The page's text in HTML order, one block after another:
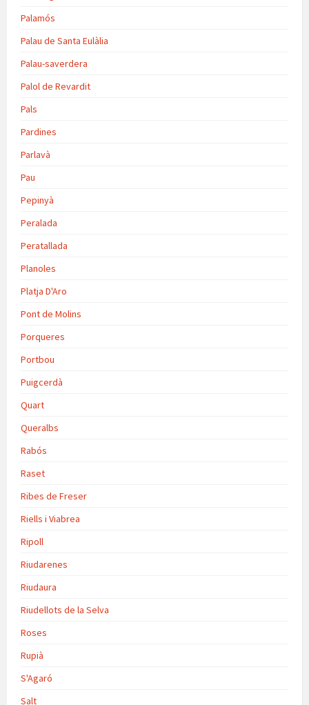
Palamós
Palau de Santa Eulàlia
Palau-saverdera
Palol de Revardit
Pals
Pardines
Parlavà
Pau
Pepinyà
Peralada
Peratallada
Planoles
Platja D'Aro
Pont de Molins
Porqueres
Portbou
Puigcerdà
Quart
Queralbs
Rabós
Raset
Ribes de Freser
Riells i Viabrea
Ripoll
Riudarenes
Riudaura
Riudellots de la Selva
Roses
Rupià
S'Agaró
Salt